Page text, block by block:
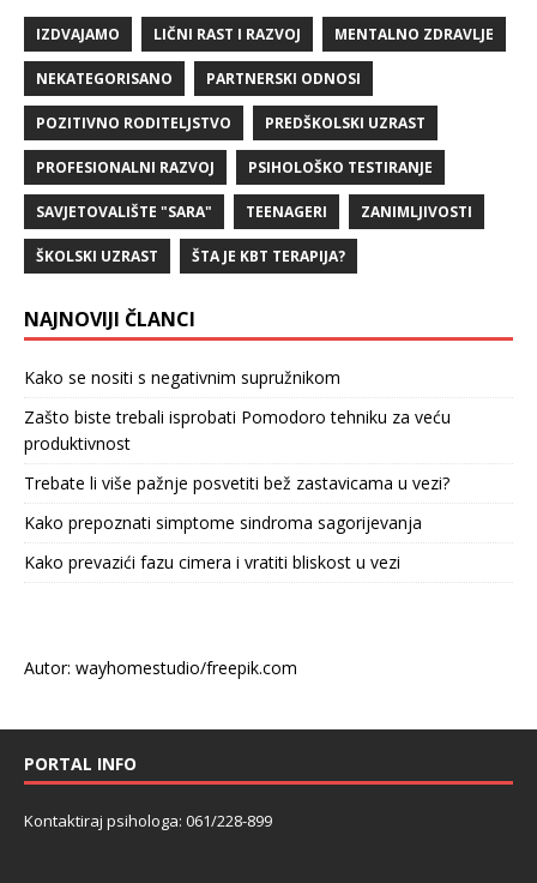
IZDVAJAMO LIČNI RAST I RAZVOJ MENTALNO ZDRAVLJE
NEKATEGORISANO PARTNERSKI ODNOSI
POZITIVNO RODITELJSTVO PREDŠKOLSKI UZRAST
PROFESIONALNI RAZVOJ PSIHOLOŠKO TESTIRANJE
SAVJETOVALIŠTE "SARA" TEENAGERI ZANIMLJIVOSTI
ŠKOLSKI UZRAST ŠTA JE KBT TERAPIJA?
NAJNOVIJI ČLANCI
Kako se nositi s negativnim supružnikom
Zašto biste trebali isprobati Pomodoro tehniku za veću
produktivnost
Trebate li više pažnje posvetiti bež zastavicama u vezi?
Kako prepoznati simptome sindroma sagorijevanja
Kako prevazići fazu cimera i vratiti bliskost u vezi
Autor: wayhomestudio/freepik.com
PORTAL INFO
Kontaktiraj psihologa: 061/228-899